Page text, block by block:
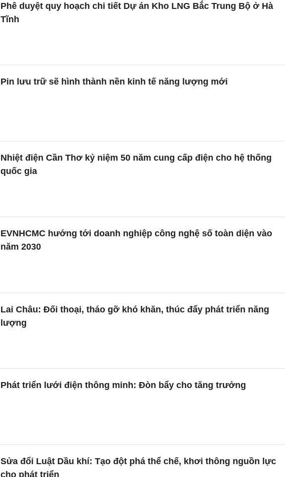
Phê duyệt quy hoạch chi tiết Dự án Kho LNG Bắc Trung Bộ ở Hà
Tĩnh
Pin lưu trữ sẽ hình thành nền kinh tế năng lượng mới
Nhiệt điện Cần Thơ kỷ niệm 50 năm cung cấp điện cho hệ thống
quốc gia
EVNHCMC hướng tới doanh nghiệp công nghệ số toàn diện vào
năm 2030
Lai Châu: Đối thoại, tháo gỡ khó khăn, thúc đẩy phát triển năng
lượng
Phát triển lưới điện thông minh: Đòn bẩy cho tăng trưởng
Sửa đổi Luật Dầu khí: Tạo đột phá thể chế, khơi thông nguồn lực
cho phát triển